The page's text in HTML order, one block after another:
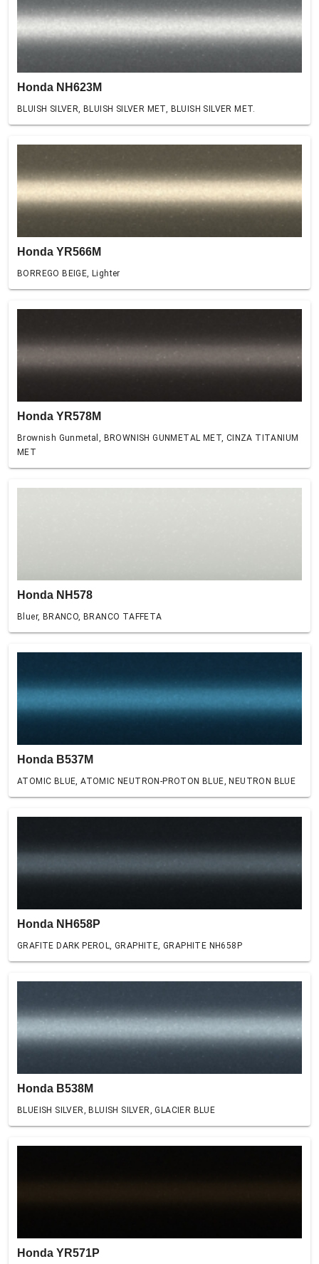
Honda NH623M
BLUISH SILVER, BLUISH SILVER MET, BLUISH SILVER MET.
Honda YR566M
BORREGO BEIGE, Lighter
Honda YR578M
Brownish Gunmetal, BROWNISH GUNMETAL MET, CINZA TITANIUM
MET
Honda NH578
Bluer, BRANCO, BRANCO TAFFETA
Honda B537M
ATOMIC BLUE, ATOMIC NEUTRON-PROTON BLUE, NEUTRON BLUE
Honda NH658P
GRAFITE DARK PEROL, GRAPHITE, GRAPHITE NH658P
Honda B538M
BLUEISH SILVER, BLUISH SILVER, GLACIER BLUE
Honda YR571P